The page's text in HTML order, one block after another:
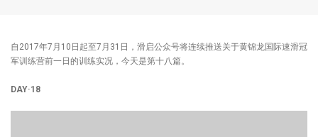
自2017年7月10日起至7月31日，滑启公众号将连续推送关于黄锦龙国际速滑冠
军训练营前一日的训练实况，今天是第十八篇。
DAY·18